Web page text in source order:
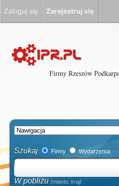
Firmy Rzeszów
Szukaj Firmy Wydarzenia
W pobliżu (miasto, kraj)
Zaloguj się Zarejestruj się